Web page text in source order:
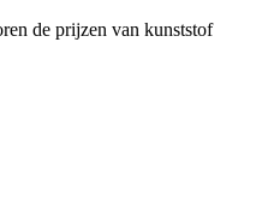
de prijzen van kunststof